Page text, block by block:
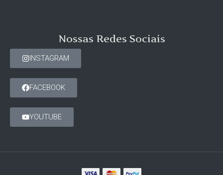
Nossas Redes Sociais
INSTAGRAM
FACEBOOK
YOUTUBE